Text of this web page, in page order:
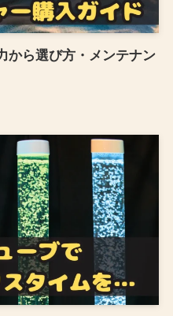
から選び方・メンテナン